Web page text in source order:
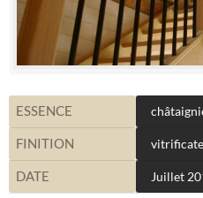
ESSENCE
FINITION
DATE Juillet